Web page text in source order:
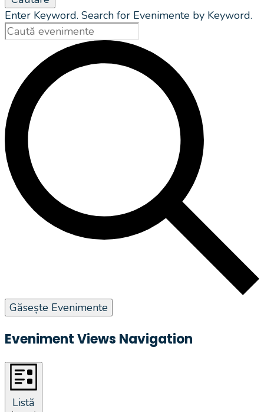
Enter Keyword. Search for Evenimente by Keyword.
Găsește Evenimente
Eveniment Views Navigation
Listă